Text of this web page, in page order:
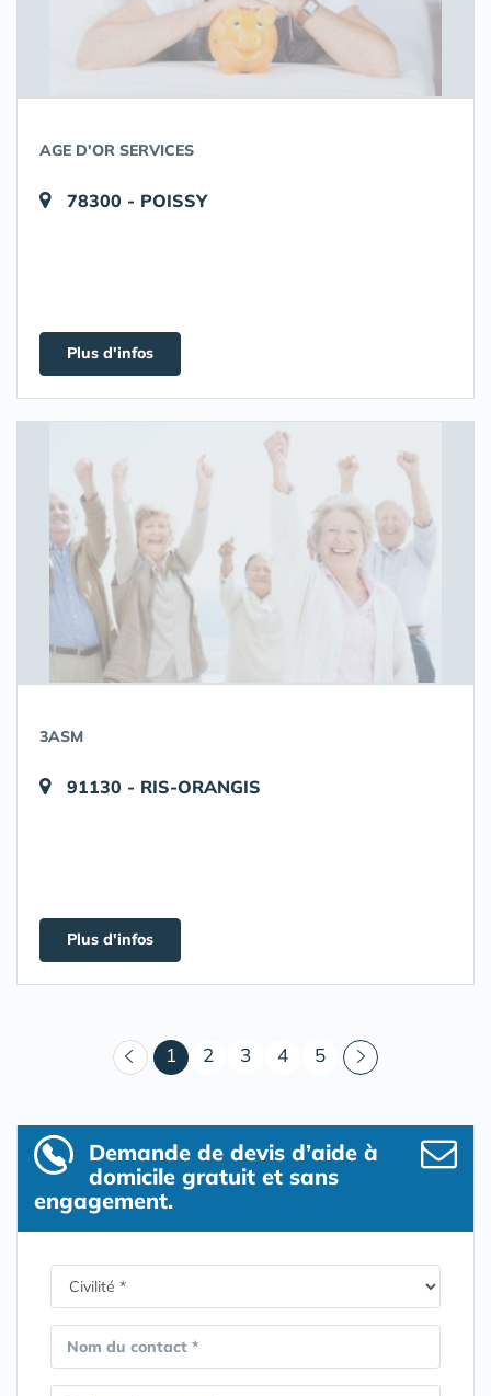
AGE D'OR SERVICES
78300 - POISSY
Plus d'infos
3ASM
91130 - RIS-ORANGIS
Plus d'infos
1 (courant)
2 3 4 5
Demande de devis d’aide à
domicile gratuit et sans
engagement.
Nom du contact *